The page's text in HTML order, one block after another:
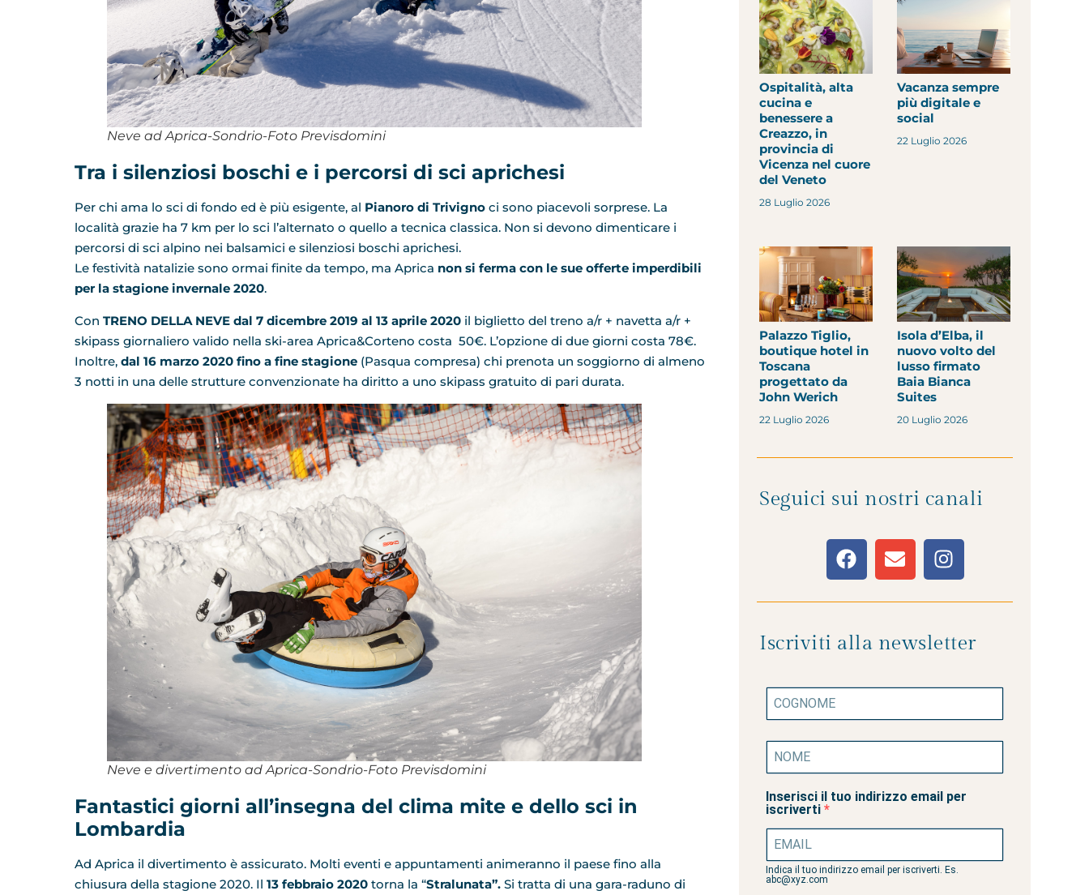
Neve ad Aprica-Sondrio-Foto Previsdomini
Tra i silenziosi boschi e i percorsi di sci aprichesi
Per chi ama lo sci di fondo ed è più esigente, al Pianoro di Trivigno ci sono piacevoli sorprese. La
località grazie ha 7 km per lo sci l’alternato o quello a tecnica classica. Non si devono dimenticare i
percorsi di sci alpino nei balsamici e silenziosi boschi aprichesi.
Le festività natalizie sono ormai finite da tempo, ma Aprica non si ferma con le sue offerte imperdibili
per la stagione invernale 2020.
Con TRENO DELLA NEVE dal 7 dicembre 2019 al 13 aprile 2020 il biglietto del treno a/r + navetta a/r +
skipass giornaliero valido nella ski-area Aprica&Corteno costa 50€. L’opzione di due giorni costa 78€.
Inoltre, dal 16 marzo 2020 fino a fine stagione (Pasqua compresa) chi prenota un soggiorno di almeno
3 notti in una delle strutture convenzionate ha diritto a uno skipass gratuito di pari durata.
Neve e divertimento ad Aprica-Sondrio-Foto Previsdomini
Fantastici giorni all’insegna del clima mite e dello sci in
Lombardia
Ad Aprica il divertimento è assicurato. Molti eventi e appuntamenti animeranno il paese fino alla
chiusura della stagione 2020. Il 13 febbraio 2020 torna la “Stralunata”. Si tratta di una gara-raduno di
Ospitalità, alta
cucina e
benessere a
Creazzo, in
provincia di
Vicenza nel cuore
del Veneto
28 Luglio 2026
Vacanza sempre
più digitale e
social
22 Luglio 2026
Palazzo Tiglio,
boutique hotel in
Toscana
progettato da
John Werich
22 Luglio 2026
Isola d’Elba, il
nuovo volto del
lusso firmato
Baia Bianca
Suites
20 Luglio 2026
Seguici sui nostri canali
Iscriviti alla newsletter
Inserisci il tuo indirizzo email per
iscriverti
Indica il tuo indirizzo email per iscriverti. Es.
abc@xyz.com